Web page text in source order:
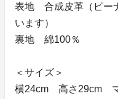
表地 合成皮革（ピー
います）
裏地 綿100％
＜サイズ＞
横24cm 高さ29cm